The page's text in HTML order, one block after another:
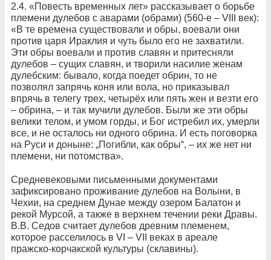
2.4. «Повесть временных лет» рассказывает о борьбе
племени дулебов с аварами (обрами) (560-е – VIII век):
«В те времена существовали и обры, воевали они
против царя Ираклия и чуть было его не захватили.
Эти обры воевали и против славян и притесняли
дулебов – сущих славян, и творили насилие женам
дулебским: бывало, когда поедет обрин, то не
позволял запрячь коня или вола, но приказывал
впрячь в телегу трех, четырёх или пять жен и везти его
– обрина, – и так мучили дулебов. Были же эти обры
велики телом, и умом горды, и Бог истребил их, умерли
все, и не осталось ни одного обрина. И есть поговорка
на Руси и доныне: „Погибли, как обры“, – их же нет ни
племени, ни потомства».
Средневековыми письменными документами
зафиксировано проживание дулебов на Волыни, в
Чехии, на среднем Дунае между озером Балатон и
рекой Мурсой, а также в верхнем течении реки Дравы.
В.В. Седов считает дулебов древним племенем,
которое расселилось в VI – VII веках в ареале
пражско-корчакской культуры (склавины).